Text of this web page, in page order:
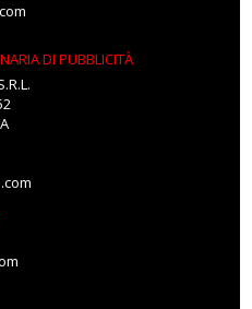
DI PUBBLICITÀ